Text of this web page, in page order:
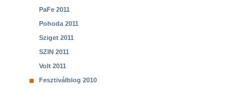
PaFe 2011
Pohoda 2011
Sziget 2011
SZIN 2011
Volt 2011
Fesztiválblog 2010